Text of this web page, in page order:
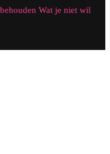
Wat je niet wil